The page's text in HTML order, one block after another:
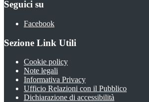
Seguici su
Facebook
Sezione Link Utili
Cookie policy
Note legali
Informativa Privacy
Ufficio Relazioni con il Pubblico
Dichiarazione di accessibilità